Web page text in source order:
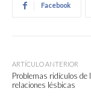
Facebook
ARTÍCULO ANTERIOR
Problemas ridículos de
relaciones lésbicas